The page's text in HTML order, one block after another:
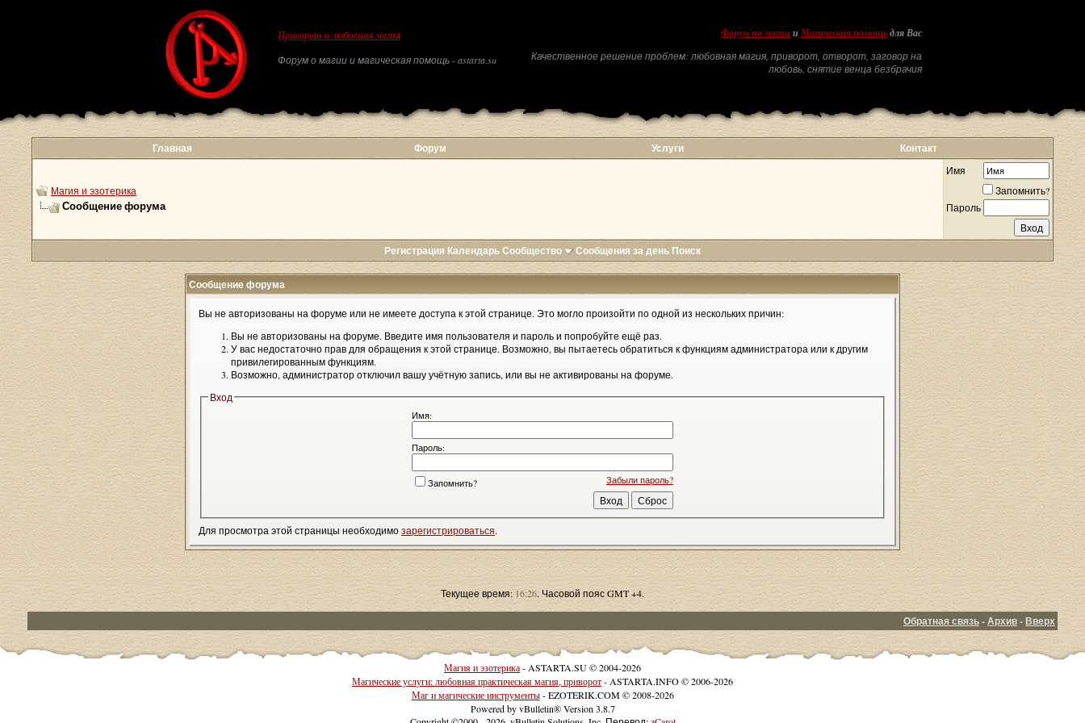
Приворот и любовная магия
Форум о магии и магическая помощь - astarta.su
Форум по магии и Магическая помощь для Вас
Качественное решение проблем: любовная магия, приворот, отворот, заговор на
любовь, снятие венца безбрачия
Главная Форум Услуги Контакт
Магия и эзотерика
Сообщение форума
Имя
Запомнить?
Пароль
Регистрация КалендарьСообщество Сообщения за день Поиск
Сообщение форума
Вы не авторизованы на форуме или не имеете доступа к этой странице. Это могло произойти по одной из нескольких причин:
Вы не авторизованы на форуме. Введите имя пользователя и пароль и попробуйте ещё раз.
У вас недостаточно прав для обращения к этой странице. Возможно, вы пытаетесь обратиться к функциям администратора или к другим
привилегированным функциям.
Возможно, администратор отключил вашу учётную запись, или вы не активированы на форуме.
Вход
Имя:
Пароль:
Забыли пароль?
Запомнить?
Для просмотра этой страницы необходимозарегистрироваться.
Текущее время:16:26. Часовой пояс GMT +4.
Обратная связь-Архив-Вверх
Магия и эзотерика- ASTARTA.SU © 2004-2026
Магические услуги: любовная практическая магия, приворот- ASTARTA.INFO © 2006-2026
Маг и магические инструменты- EZOTERIK.COM © 2008-2026
Powered by vBulletin® Version 3.8.7